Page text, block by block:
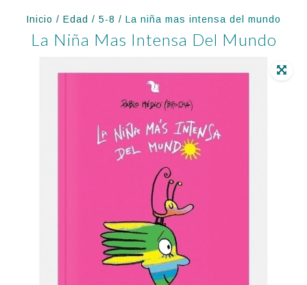
Inicio / Edad / 5-8 / La niña mas intensa del mundo
La Niña Mas Intensa Del Mundo